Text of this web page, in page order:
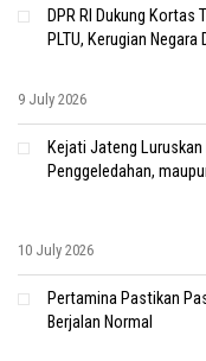
DPR RI Dukung
PLTU, Kerugian
9 July 2026
Kejati Jateng Luruskan
Penggeledahan,
10 July 2026
Pertamina Pastikan
Berjalan Normal